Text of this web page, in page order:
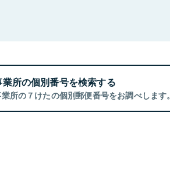
業所の個別番号を検索する
所の７けたの個別郵便番号をお調べします。